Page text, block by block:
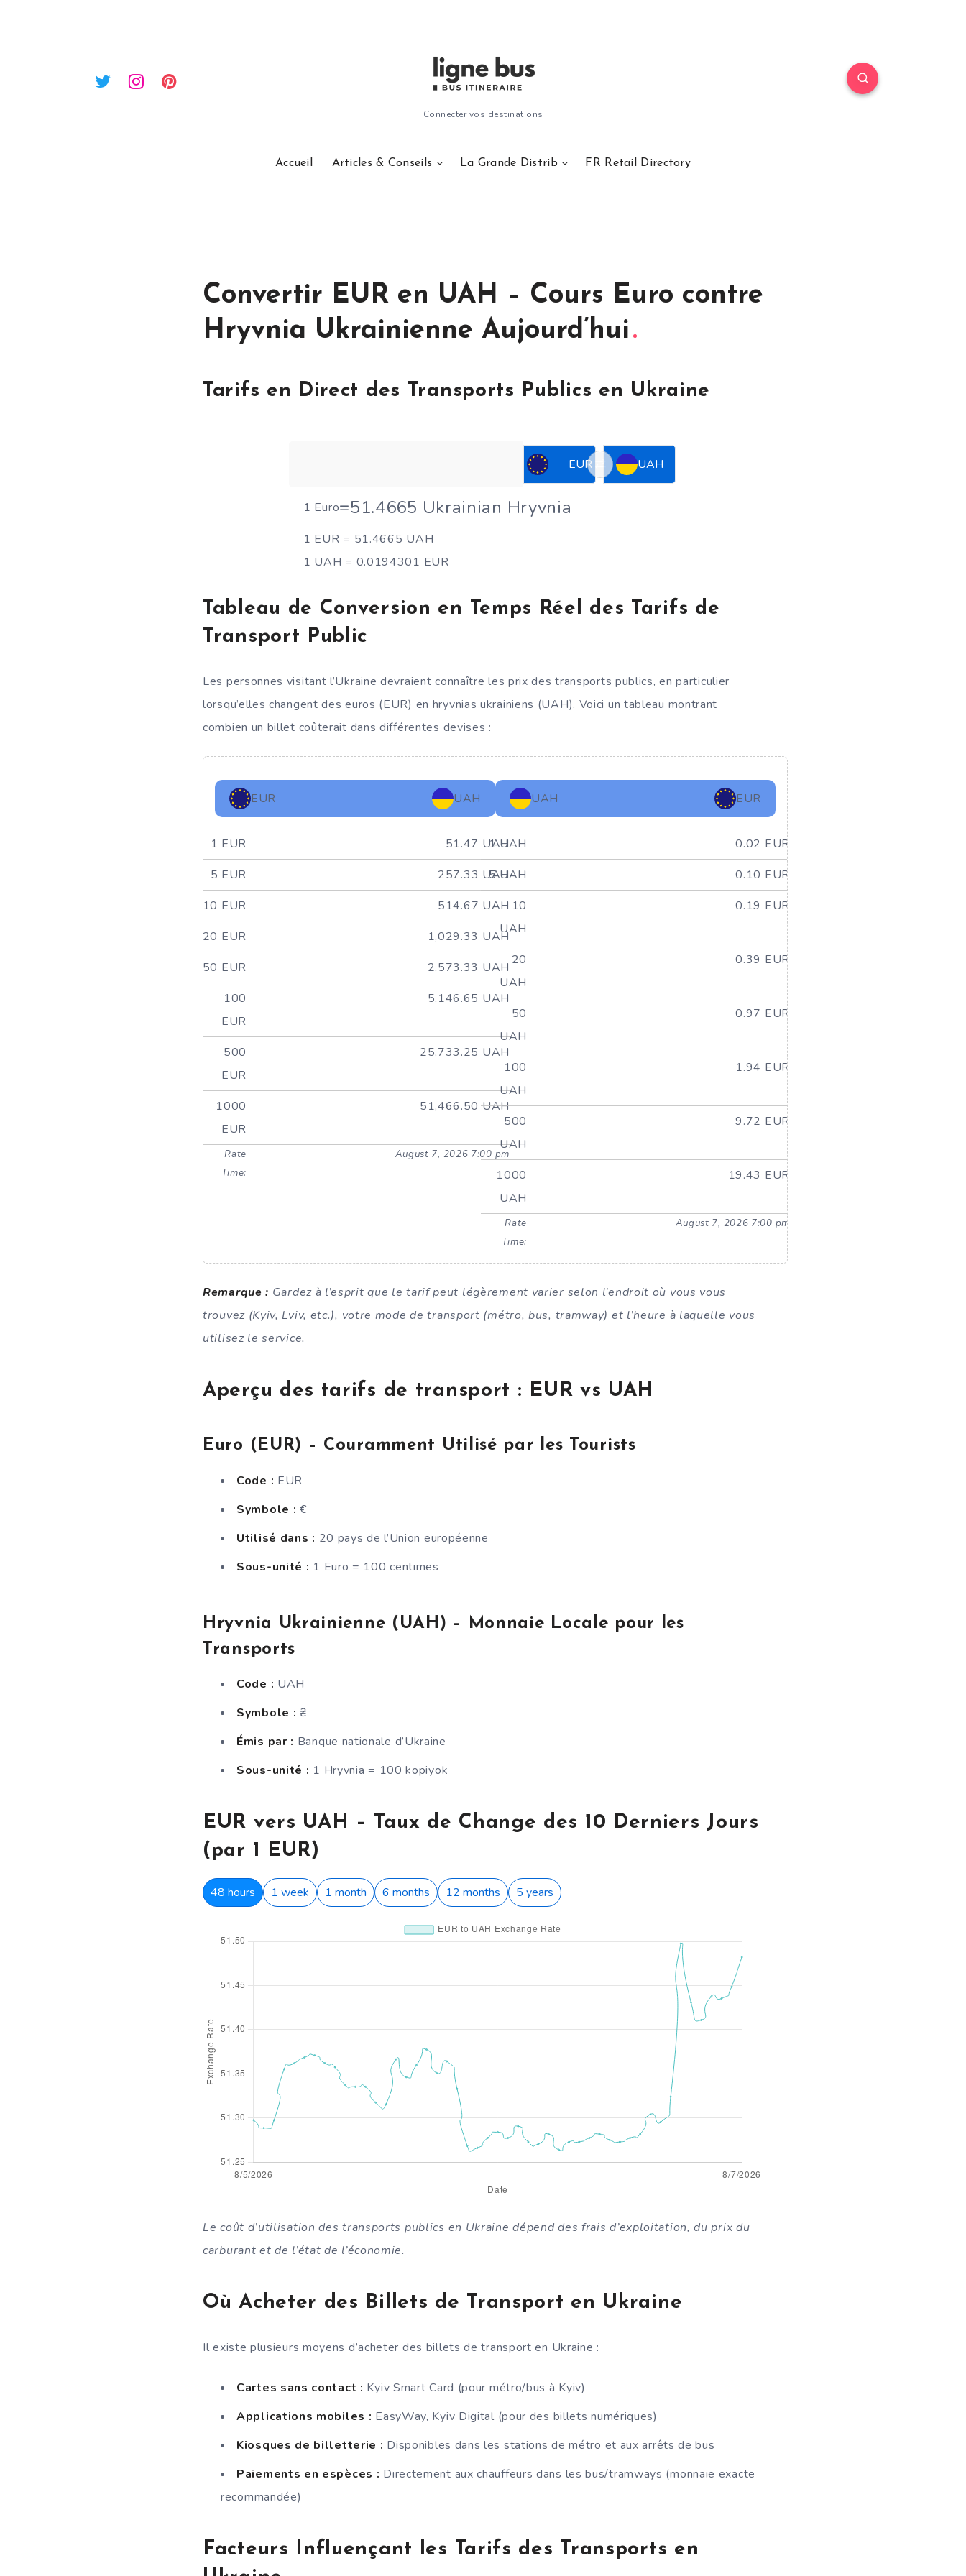
Connecter vos destinations
Accueil Articles & Conseils La Grande Distrib FR Retail Directory
Convertir EUR en UAH – Cours Euro contre
Hryvnia Ukrainienne Aujourd’hui
Tarifs en Direct des Transports Publics en Ukraine
EUR UAH
1 Euro=51.4665 Ukrainian Hryvnia
1 EUR = 51.4665 UAH
1 UAH = 0.0194301 EUR
Tableau de Conversion en Temps Réel des Tarifs de
Transport Public
Les personnes visitant l’Ukraine devraient connaître les prix des transports publics, en particulier
lorsqu’elles changent des euros (EUR) en hryvnias ukrainiens (UAH). Voici un tableau montrant
combien un billet coûterait dans différentes devises :
EUR UAH
1 EUR
51.47 UAH
5 EUR
257.33 UAH
10 EUR
514.67 UAH
20 EUR
1,029.33 UAH
50 EUR
2,573.33 UAH
100
EUR
5,146.65 UAH
500
EUR
25,733.25 UAH
1000
EUR
51,466.50 UAH
Rate
Time:
August 7, 2026 7:00 pm
UAH EUR
1 UAH
0.02 EUR
5 UAH
0.10 EUR
10
UAH
0.19 EUR
20
UAH
0.39 EUR
50
UAH
0.97 EUR
100
UAH
1.94 EUR
500
UAH
9.72 EUR
1000
UAH
19.43 EUR
Rate
Time:
August 7, 2026 7:00 pm
Remarque : Gardez à l’esprit que le tarif peut légèrement varier selon l’endroit où vous vous
trouvez (Kyiv, Lviv, etc.), votre mode de transport (métro, bus, tramway) et l’heure à laquelle vous
utilisez le service.
Aperçu des tarifs de transport : EUR vs UAH
Euro (EUR) – Couramment Utilisé par les Tourists
Code : EUR
Symbole : €
Utilisé dans : 20 pays de l’Union européenne
Sous-unité : 1 Euro = 100 centimes
Hryvnia Ukrainienne (UAH) – Monnaie Locale pour les
Transports
Code : UAH
Symbole : ₴
Émis par : Banque nationale d’Ukraine
Sous-unité : 1 Hryvnia = 100 kopiyok
EUR vers UAH – Taux de Change des 10 Derniers Jours
(par 1 EUR)
48 hours 1 week 1 month 6 months 12 months 5 years
Le coût d’utilisation des transports publics en Ukraine dépend des frais d’exploitation, du prix du
carburant et de l’état de l’économie.
Où Acheter des Billets de Transport en Ukraine
Il existe plusieurs moyens d’acheter des billets de transport en Ukraine :
Cartes sans contact : Kyiv Smart Card (pour métro/bus à Kyiv)
Applications mobiles : EasyWay, Kyiv Digital (pour des billets numériques)
Kiosques de billetterie : Disponibles dans les stations de métro et aux arrêts de bus
Paiements en espèces : Directement aux chauffeurs dans les bus/tramways (monnaie exacte
recommandée)
Facteurs Influençant les Tarifs des Transports en